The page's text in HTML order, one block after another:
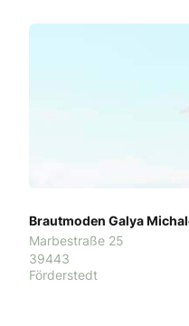
Brautmoden Galya
Marbestraße 25
39443
Förderstedt